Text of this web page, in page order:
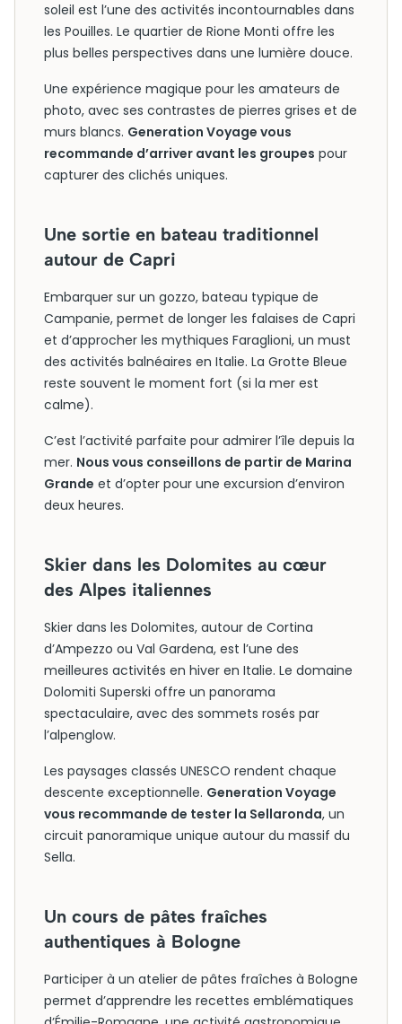
soleil est l’une des activités incontournables dans
les Pouilles. Le quartier de Rione Monti offre les
plus belles perspectives dans une lumière douce.
Une expérience magique pour les amateurs de
photo, avec ses contrastes de pierres grises et de
murs blancs. Generation Voyage vous
recommande d’arriver avant les groupes pour
capturer des clichés uniques.
Une sortie en bateau traditionnel
autour de Capri
Embarquer sur un gozzo, bateau typique de
Campanie, permet de longer les falaises de Capri
et d’approcher les mythiques Faraglioni, un must
des activités balnéaires en Italie. La Grotte Bleue
reste souvent le moment fort (si la mer est
calme).
C’est l’activité parfaite pour admirer l’île depuis la
mer. Nous vous conseillons de partir de Marina
Grande et d’opter pour une excursion d’environ
deux heures.
Skier dans les Dolomites au cœur
des Alpes italiennes
Skier dans les Dolomites, autour de Cortina
d’Ampezzo ou Val Gardena, est l’une des
meilleures activités en hiver en Italie. Le domaine
Dolomiti Superski offre un panorama
spectaculaire, avec des sommets rosés par
l’alpenglow.
Les paysages classés UNESCO rendent chaque
descente exceptionnelle. Generation Voyage
vous recommande de tester la Sellaronda, un
circuit panoramique unique autour du massif du
Sella.
Un cours de pâtes fraîches
authentiques à Bologne
Participer à un atelier de pâtes fraîches à Bologne
permet d’apprendre les recettes emblématiques